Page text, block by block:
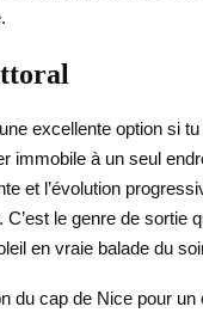
excellente option si
immobile à un seul
et l’évolution
le genre de sortie
en vraie balade du
du cap de Nice pour un